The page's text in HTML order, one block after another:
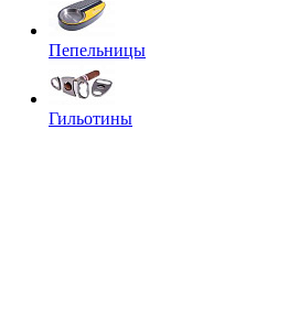
Пепельницы
Гильотины